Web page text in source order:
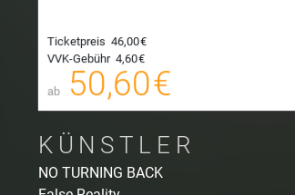
Ticketpreis 46,00 €
VVK-Gebühr 4,60 €
ab 50,60 €
00
KÜNSTLER
NO TURNING BACK